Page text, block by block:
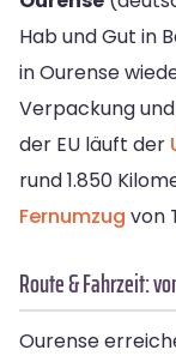
Hab und Gut in
in Ourense
Verpackung
der EU läuft der
rund 1.850
Fernumzug von
Route & Fahrzeit:
Ourense